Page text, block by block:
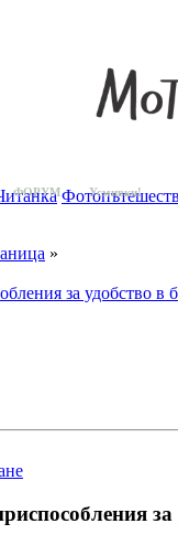
ФОРУМ Усмивки!
»
за удобство в
за